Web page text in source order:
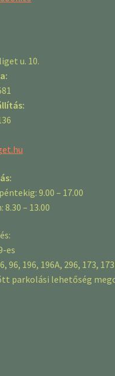
u. 10.
9.00 – 17.00
– 13.00
es
96, 196, 196A, 296, 173,
parkolási lehetőség